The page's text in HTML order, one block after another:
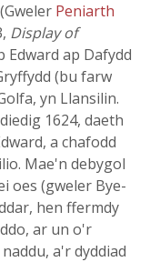
Peniarth
Display of
Edward ap Dafydd
(bu farw
yn Llansilin.
1624, daeth
a chafodd
Mae'n debygol
oes (gweler Bye-
hen ffermdy
ar un o'r
a'r dyddiad